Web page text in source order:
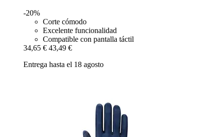
-20%
Corte cómodo
Excelente funcionalidad
Compatible con pantalla táctil
34,65 € 43,49 €
Entrega hasta el 18 agosto